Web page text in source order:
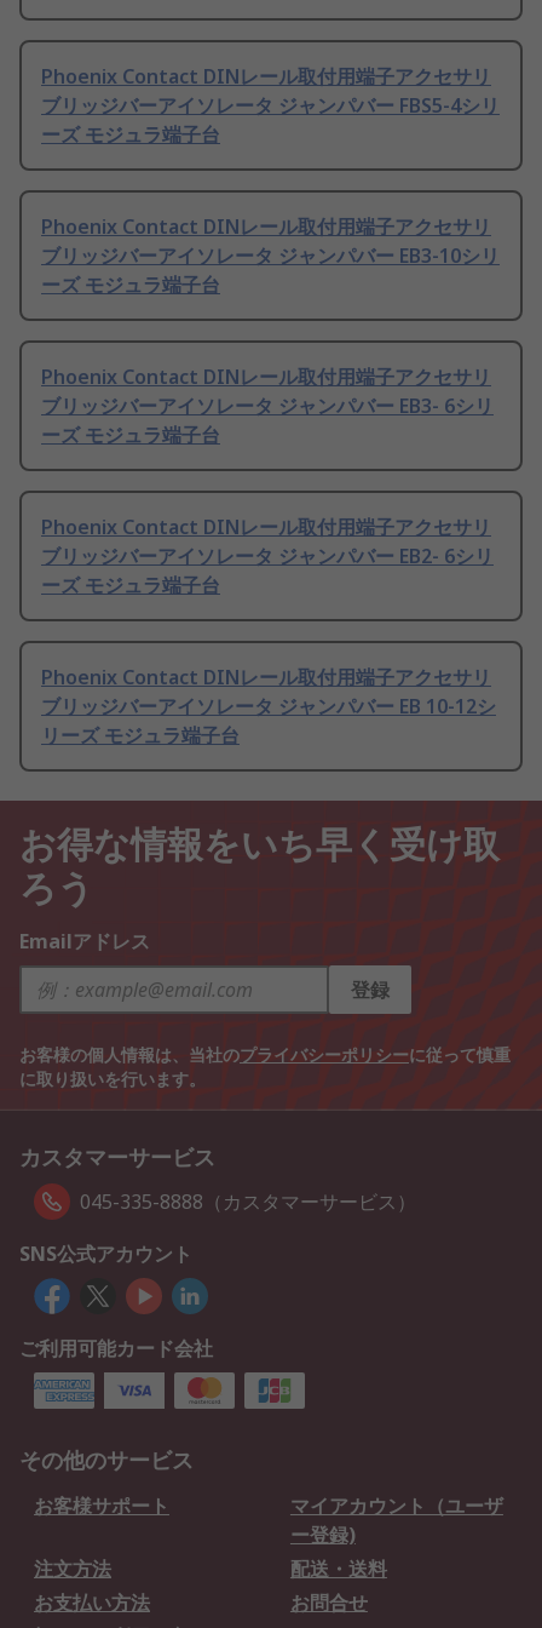
Phoenix Contact DINレール取付用端子アクセサリ
ブリッジバーアイソレータ ジャンパバー FBS5-4シリ
ーズ モジュラ端子台
Phoenix Contact DINレール取付用端子アクセサリ
ブリッジバーアイソレータ ジャンパバー EB3-10シリ
ーズ モジュラ端子台
Phoenix Contact DINレール取付用端子アクセサリ
ブリッジバーアイソレータ ジャンパバー EB3- 6シリ
ーズ モジュラ端子台
Phoenix Contact DINレール取付用端子アクセサリ
ブリッジバーアイソレータ ジャンパバー EB2- 6シリ
ーズ モジュラ端子台
Phoenix Contact DINレール取付用端子アクセサリ
ブリッジバーアイソレータ ジャンパバー EB 10-12シ
リーズ モジュラ端子台
お得な情報をいち早く受け取
ろう
Emailアドレス
登録
お客様の個人情報は、当社のプライバシーポリシーに従って慎重
に取り扱いを行います。
カスタマーサービス
045-335-8888（カスタマーサービス）
SNS公式アカウント
ご利用可能カード会社
その他のサービス
お客様サポート
マイアカウント（ユーザ
ー登録)
注文方法
配送・送料
お支払い方法
お問合せ